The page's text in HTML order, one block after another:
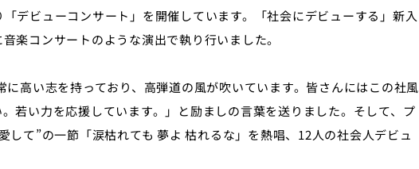
デビューコンサート」を開催しています。「社会にデビューする」新入
楽コンサートのような演出で執り行いました。
高い志を持っており、高弾道の風が吹いています。皆さんにはこの社風
若い力を応援しています。」と励ましの言葉を送りました。そして、プ
して”の一節「涙枯れても 夢よ 枯れるな」を熱唱、12人の社会人デビュ